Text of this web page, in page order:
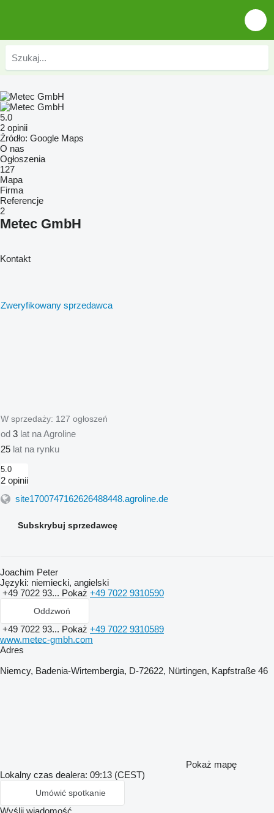
5.0
2 opinii
Źródło: Google Maps
O nas
Ogłoszenia
127
Mapa
Firma
Referencje
2
Metec GmbH
Kontakt
Zweryfikowany sprzedawca
W sprzedaży: 127 ogłoszeń
od 3 lat na Agroline
25 lat na rynku
5.0
2 opinii
site1700747162626488448.agroline.de
Subskrybuj sprzedawcę
Joachim Peter
Języki: niemiecki, angielski
+49 7022 93... Pokaż +49 7022 9310590
Oddzwoń
+49 7022 93... Pokaż +49 7022 9310589
www.metec-gmbh.com
Adres
Niemcy, Badenia-Wirtembergia, D-72622, Nürtingen, Kapfstraße 46
Pokaż mapę
Lokalny czas dealera: 09:13 (CEST)
Umówić spotkanie
Wyślij wiadomość